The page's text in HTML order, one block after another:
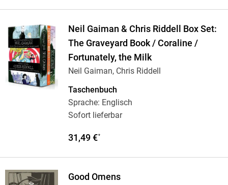
Neil Gaiman & Chris Riddell Box Set:
The Graveyard Book / Coraline /
Fortunately, the Milk
Neil Gaiman, Chris Riddell
Taschenbuch
Sprache: Englisch
Sofort lieferbar
31,49 €*
Good Omens